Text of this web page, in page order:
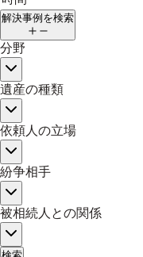
解決事例を検索
分野
遺産の種類
依頼人の立場
紛争相手
被相続人との関係